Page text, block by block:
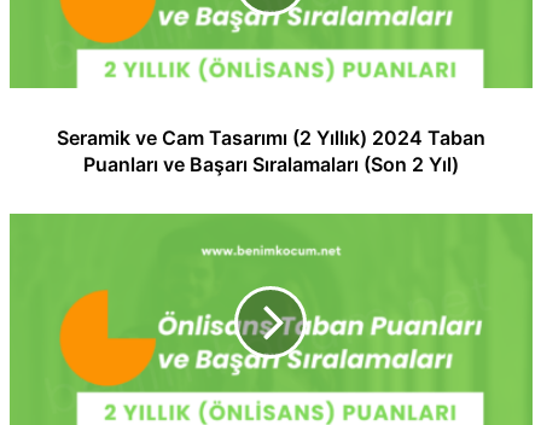
Seramik ve Cam Tasarımı (2 Yıllık) 2024 Taban
Puanları ve Başarı Sıralamaları (Son 2 Yıl)